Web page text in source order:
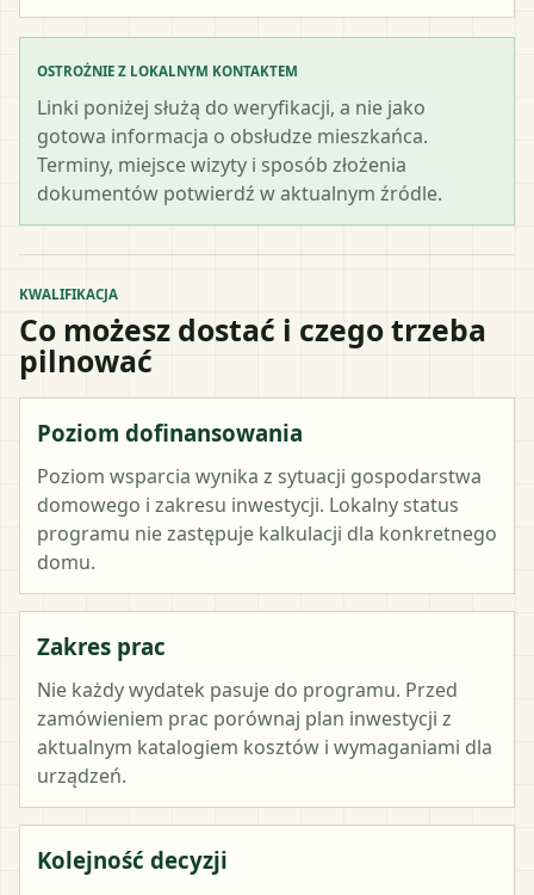
OSTROŻNIE Z LOKALNYM KONTAKTEM
Linki poniżej służą do weryfikacji, a nie jako
gotowa informacja o obsłudze mieszkańca.
Terminy, miejsce wizyty i sposób złożenia
dokumentów potwierdź w aktualnym źródle.
KWALIFIKACJA
Co możesz dostać i czego trzeba
pilnować
Poziom dofinansowania
Poziom wsparcia wynika z sytuacji gospodarstwa
domowego i zakresu inwestycji. Lokalny status
programu nie zastępuje kalkulacji dla konkretnego
domu.
Zakres prac
Nie każdy wydatek pasuje do programu. Przed
zamówieniem prac porównaj plan inwestycji z
aktualnym katalogiem kosztów i wymaganiami dla
urządzeń.
Kolejność decyzji